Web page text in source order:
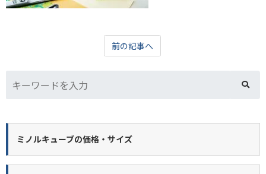
前の記事へ
ミノルキューブの価格・サイズ